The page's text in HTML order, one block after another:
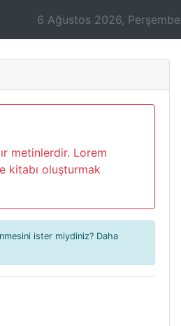
6 Ağustos 2026, Perşembe
metinlerdir. Lorem
kitabı oluşturmak
ister miydiniz? Daha